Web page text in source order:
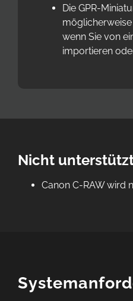
Die GPR-
wenn Sie von
importieren
Nicht
Canon C-RAW wird